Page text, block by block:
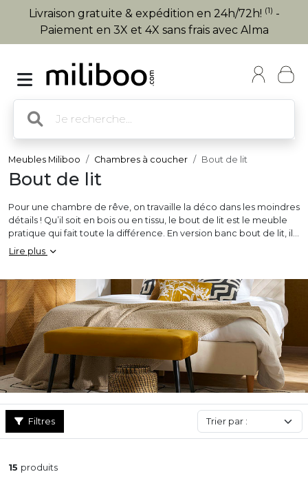
Livraison gratuite & expédition en 24h/72h! (1) -
Paiement en 3X et 4X sans frais avec Alma
Meubles Miliboo Chambres à coucher Bout de lit
Bout de lit
Pour une chambre de rêve, on travaille la déco dans les moindres
détails ! Qu’il soit en bois ou en tissu, le bout de lit est le meuble
pratique qui fait toute la différence. En version banc bout de lit, il
trône majestueusement au pied du lit ou s'installe près d'une jolie
coiffeuse. Meuble 2-en-1, le coffre bout de lit offre un espace de
tendance, le bout de lit est devenu l’atout déco de lachambre
des adultes et des enfants.
Lire plus
Filtres
15 produits